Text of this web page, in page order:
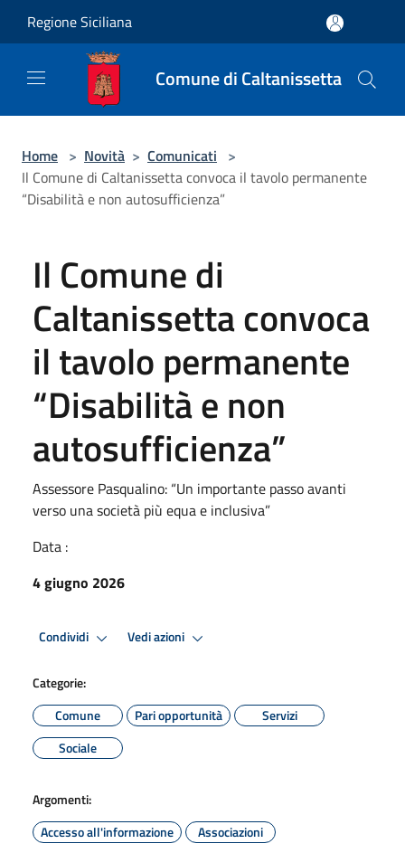
Regione Siciliana
Comune di Caltanissetta
Home > Novità > Comunicati >
Il Comune di Caltanissetta convoca il tavolo permanente
“Disabilità e non autosufficienza”
Il Comune di
Caltanissetta convoca
il tavolo permanente
“Disabilità e non
autosufficienza”
Assessore Pasqualino: “Un importante passo avanti
verso una società più equa e inclusiva”
Data :
4 giugno 2026
Condividi Vedi azioni
Categorie:
Comune
Pari opportunità
Servizi
Sociale
Argomenti:
Accesso all'informazione
Associazioni